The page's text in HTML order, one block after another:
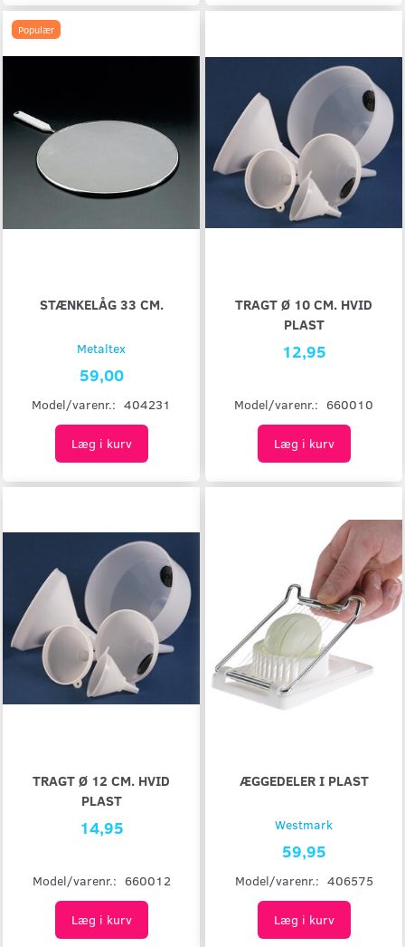
Populær
STÆNKELÅG 33 CM.
Metaltex
59,00
Model/varenr.: 404231
Læg i kurv
TRAGT Ø 10 CM. HVID
PLAST
12,95
Model/varenr.: 660010
Læg i kurv
TRAGT Ø 12 CM. HVID
PLAST
14,95
Model/varenr.: 660012
Læg i kurv
ÆGGEDELER I PLAST
Westmark
59,95
Model/varenr.: 406575
Læg i kurv